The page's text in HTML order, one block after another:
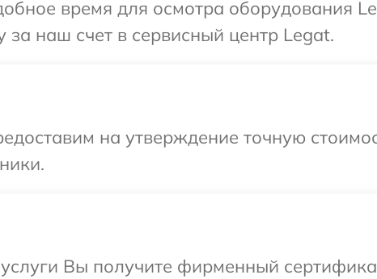
время для осмотра оборудования
наш счет в сервисный центр Legat.
на утверждение точную
Вы получите фирменный